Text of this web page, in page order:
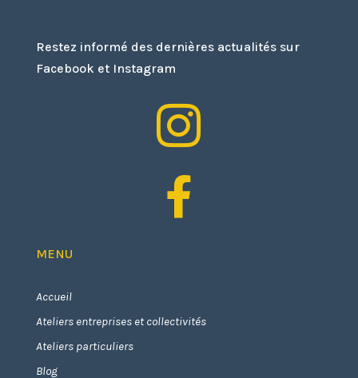
Restez informé des dernières actualités sur
Facebook et Instagram


MENU
Accueil
Ateliers entreprises et collectivités
Ateliers particuliers
Blog